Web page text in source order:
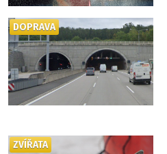
DOPRAVA
ZVÍŘATA